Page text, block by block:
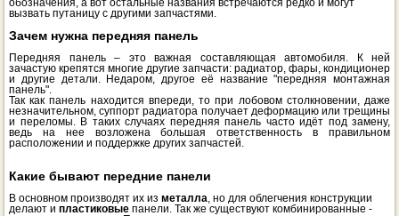
обозначения, а вот остальные названия встречаются редко и могут
вызвать путаницу с другими запчастями.
Зачем нужна передняя панель
Передняя панель – это важная составляющая автомобиля. К ней
зачастую крепятся многие другие запчасти: радиатор, фары, кондиционер
и другие детали. Недаром, другое её название "передняя монтажная
панель".
Так как панель находится впереди, то при лобовом столкновении, даже
незначительном, суппорт радиатора получает деформацию или трещины
и переломы. В таких случаях передняя панель часто идёт под замену,
ведь на нее возложена большая ответственность в правильном
расположении и поддержке других запчастей.
Какие бывают передние панели
В основном производят их из металла, но для облегчения конструкции
делают и пластиковые панели. Так же существуют комбинированные -